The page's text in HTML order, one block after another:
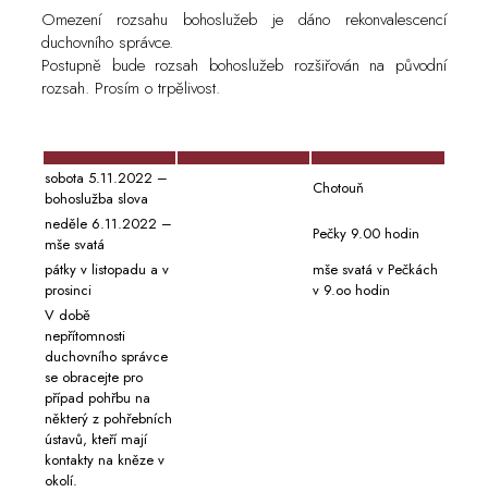
Omezení rozsahu bohoslužeb je dáno rekonvalescencí
duchovního správce.
Postupně bude rozsah bohoslužeb rozšiřován na původní
rozsah. Prosím o trpělivost.
sobota 5.11.2022 –
bohoslužba slova
Chotouň
neděle 6.11.2022 –
mše svatá
Pečky 9.00 hodin
pátky v listopadu a v
prosinci
mše svatá v Pečkách
v 9.oo hodin
V době
nepřítomnosti
duchovního správce
se obracejte pro
případ pohřbu na
některý z pohřebních
ústavů, kteří mají
kontakty na kněze v
okolí.